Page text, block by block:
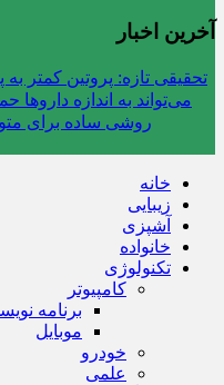
آخرین اخبار
تحقیقی تازه: پروتین کمتر
می‌تواند به اندازه
روشی ساده برای
خانه
زیبایی
آشپزی
خانواده
تکنولوژی
کامپیوتر
برنامه
موبایل
خودرو
علمی